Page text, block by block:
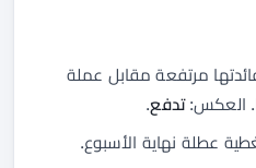
مرتفعة مقابل عملة
العكس:تدفع.
عطلة نهاية الأسبوع.